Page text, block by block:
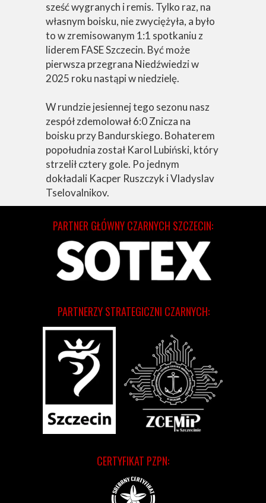
sześć wygranych i remis. Tylko raz, na
własnym boisku, nie zwyciężyła, a było
to w zremisowanym 1:1 spotkaniu z
liderem FASE Szczecin. Być może
pierwsza przegrana Niedźwiedzi w
2025 roku nastąpi w niedzielę.
W rundzie jesiennej tego sezonu nasz
zespół zdemolował 6:0 Znicza na
boisku przy Bandurskiego. Bohaterem
popołudnia został Karol Lubiński, który
strzelił cztery gole. Po jednym
dokładali Kacper Ruszczyk i Vladyslav
Tselovalnikov.
CERTYFIKAT PZPN:
PARTNERZY STRATEGICZNI CZARNYCH:
PARTNER GŁÓWNY CZARNYCH SZCZECIN: